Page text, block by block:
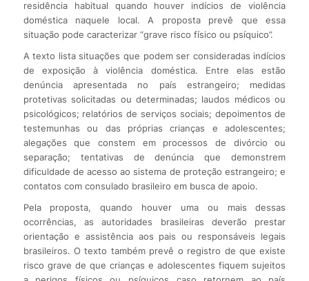
residência habitual quando houver indícios de violência
doméstica naquele local. A proposta prevê que essa
situação pode caracterizar “grave risco físico ou psíquico”.
A texto lista situações que podem ser consideradas indícios
de exposição à violência doméstica. Entre elas estão
denúncia apresentada no país estrangeiro; medidas
protetivas solicitadas ou determinadas; laudos médicos ou
psicológicos; relatórios de serviços sociais; depoimentos de
testemunhas ou das próprias crianças e adolescentes;
alegações que constem em processos de divórcio ou
separação; tentativas de denúncia que demonstrem
dificuldade de acesso ao sistema de proteção estrangeiro; e
contatos com consulado brasileiro em busca de apoio.
Pela proposta, quando houver uma ou mais dessas
ocorrências, as autoridades brasileiras deverão prestar
orientação e assistência aos pais ou responsáveis legais
brasileiros. O texto também prevê o registro de que existe
risco grave de que crianças e adolescentes fiquem sujeitos